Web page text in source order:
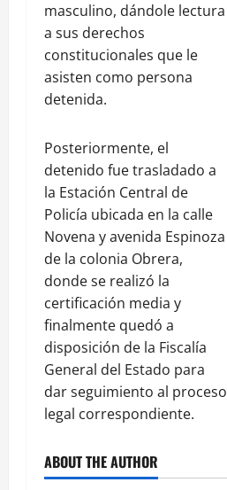
masculino, dándole lectura
a sus derechos
constitucionales que le
asisten como persona
detenida.
Posteriormente, el
detenido fue trasladado a
la Estación Central de
Policía ubicada en la calle
Novena y avenida Espinoza
de la colonia Obrera,
donde se realizó la
certificación media y
finalmente quedó a
disposición de la Fiscalía
General del Estado para
dar seguimiento al proceso
legal correspondiente.
ABOUT THE AUTHOR